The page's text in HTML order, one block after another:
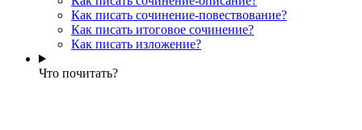
Как писать сочинение-повествование?
Как писать итоговое сочинение?
Как писать изложение?
Что почитать?